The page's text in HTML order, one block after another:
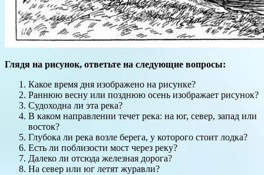
Глядя на рисунок, ответьте на следующие вопросы:
Какое время дня изображено на рисунке?
Раннюю весну или позднюю осень изображает рисунок?
Судоходна ли эта река?
В каком направлении течет река: на юг, север, запад или
восток?
Глубока ли река возле берега, у которого стоит лодка?
Есть ли поблизости мост через реку?
Далеко ли отсюда железная дорога?
На север или юг летят журавли?